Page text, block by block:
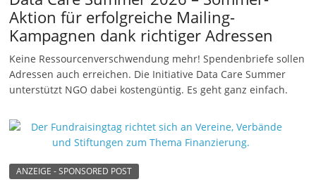
Aktion für erfolgreiche Mailing-
Kampagnen dank richtiger Adressen
Keine Ressourcenverschwendung mehr! Spendenbriefe sollen
Adressen auch erreichen. Die Initiative Data Care Summer
unterstützt NGO dabei kostengüntig. Es geht ganz einfach.
ANZEIGE - SPONSORED POST